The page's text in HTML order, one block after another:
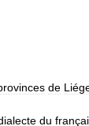
de
du